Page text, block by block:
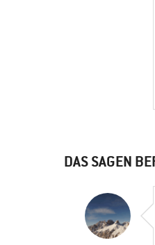
DAS SAGEN